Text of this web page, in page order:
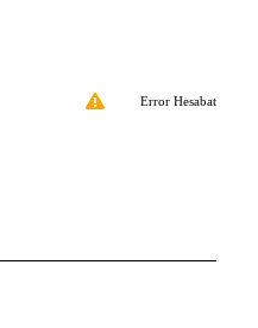
Error Hesabat